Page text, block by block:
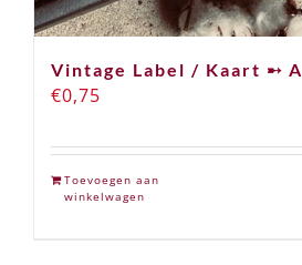
Vintage Label / Kaart ➸ A
€0,75
Toevoegen aan
winkelwagen